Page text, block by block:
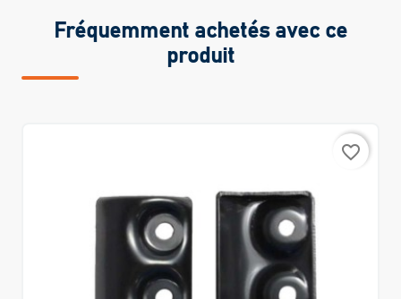
Fréquemment achetés avec ce
produit
favorite_border